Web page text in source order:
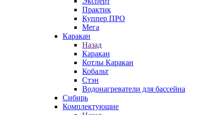
Практик
Куппер ПРО
Мега
Каракан
Назад
Каракан
Котлы Каракан
Кобальт
Стэн
Водонагреватели для бассейна
Сибирь
Комплектующие